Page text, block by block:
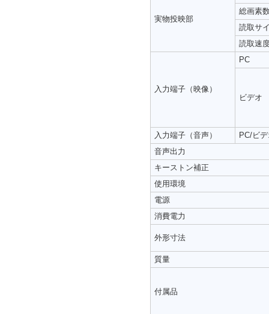
実物投映部
総画素
読取サ
読取速
入力端子（映像）
PC
ビデオ
入力端子（音声）
PC/ビ
音声出力
キーストン補正
使用環境
電源
消費電力
外形寸法
質量
付属品